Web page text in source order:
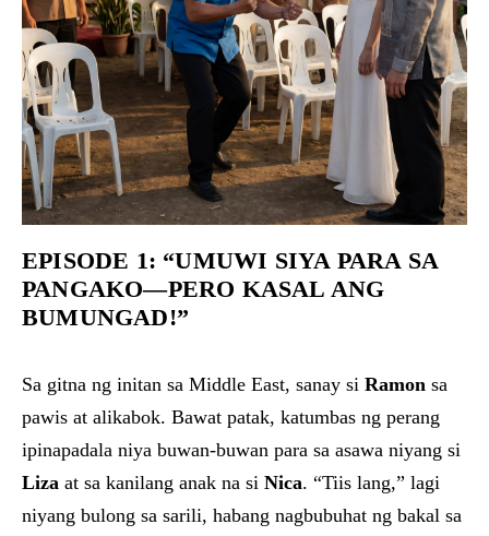
EPISODE 1: “UMUWI SIYA PARA SA
PANGAKO—PERO KASAL ANG
BUMUNGAD!”
Sa gitna ng initan sa Middle East, sanay si Ramon sa
pawis at alikabok. Bawat patak, katumbas ng perang
ipinapadala niya buwan-buwan para sa asawa niyang si
Liza at sa kanilang anak na si Nica. “Tiis lang,” lagi
niyang bulong sa sarili, habang nagbubuhat ng bakal sa